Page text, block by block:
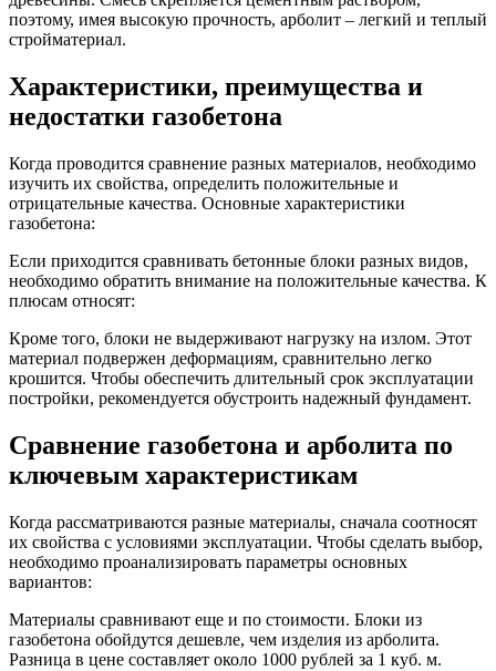
поэтому, имея высокую прочность, арболит – легкий и теплый
стройматериал.
Характеристики, преимущества и
недостатки газобетона
Когда проводится сравнение разных материалов, необходимо
изучить их свойства, определить положительные и
отрицательные качества. Основные характеристики
газобетона:
Если приходится сравнивать бетонные блоки разных видов,
необходимо обратить внимание на положительные качества. К
плюсам относят:
Кроме того, блоки не выдерживают нагрузку на излом. Этот
материал подвержен деформациям, сравнительно легко
крошится. Чтобы обеспечить длительный срок эксплуатации
постройки, рекомендуется обустроить надежный фундамент.
Сравнение газобетона и арболита по
ключевым характеристикам
Когда рассматриваются разные материалы, сначала соотносят
их свойства с условиями эксплуатации. Чтобы сделать выбор,
необходимо проанализировать параметры основных
вариантов:
Материалы сравнивают еще и по стоимости. Блоки из
газобетона обойдутся дешевле, чем изделия из арболита.
Разница в цене составляет около 1000 рублей за 1 куб. м.